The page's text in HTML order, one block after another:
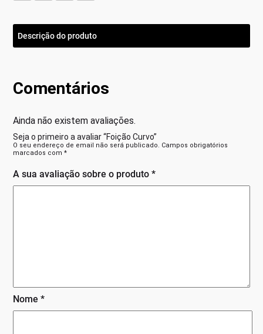
Descrição do produto
Comentários
Ainda não existem avaliações.
Seja o primeiro a avaliar “Foição Curvo”
O seu endereço de email não será publicado. Campos obrigatórios
marcados com*
A sua avaliação sobre o produto*
Nome*